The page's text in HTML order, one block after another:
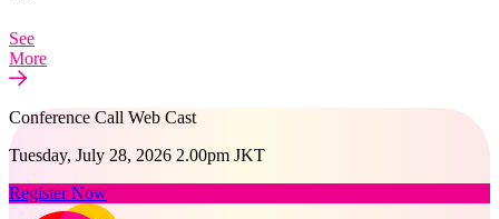
See
More
Conference Call Web Cast
Tuesday, July 28, 2026 2.00pm JKT
Register Now